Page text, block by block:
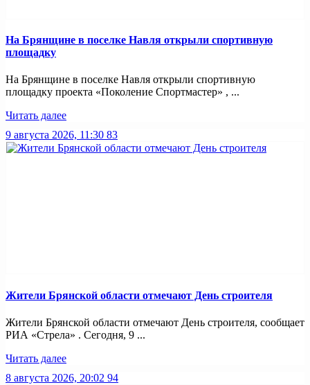
На Брянщине в поселке Навля открыли спортивную
площадку
На Брянщине в поселке Навля открыли спортивную
площадку проекта «Поколение Спортмастер» , ...
Читать далее
9 августа 2026, 11:30 83
Жители Брянской области отмечают День строителя
Жители Брянской области отмечают День строителя, сообщает
РИА «Стрела» . Сегодня, 9 ...
Читать далее
8 августа 2026, 20:02 94